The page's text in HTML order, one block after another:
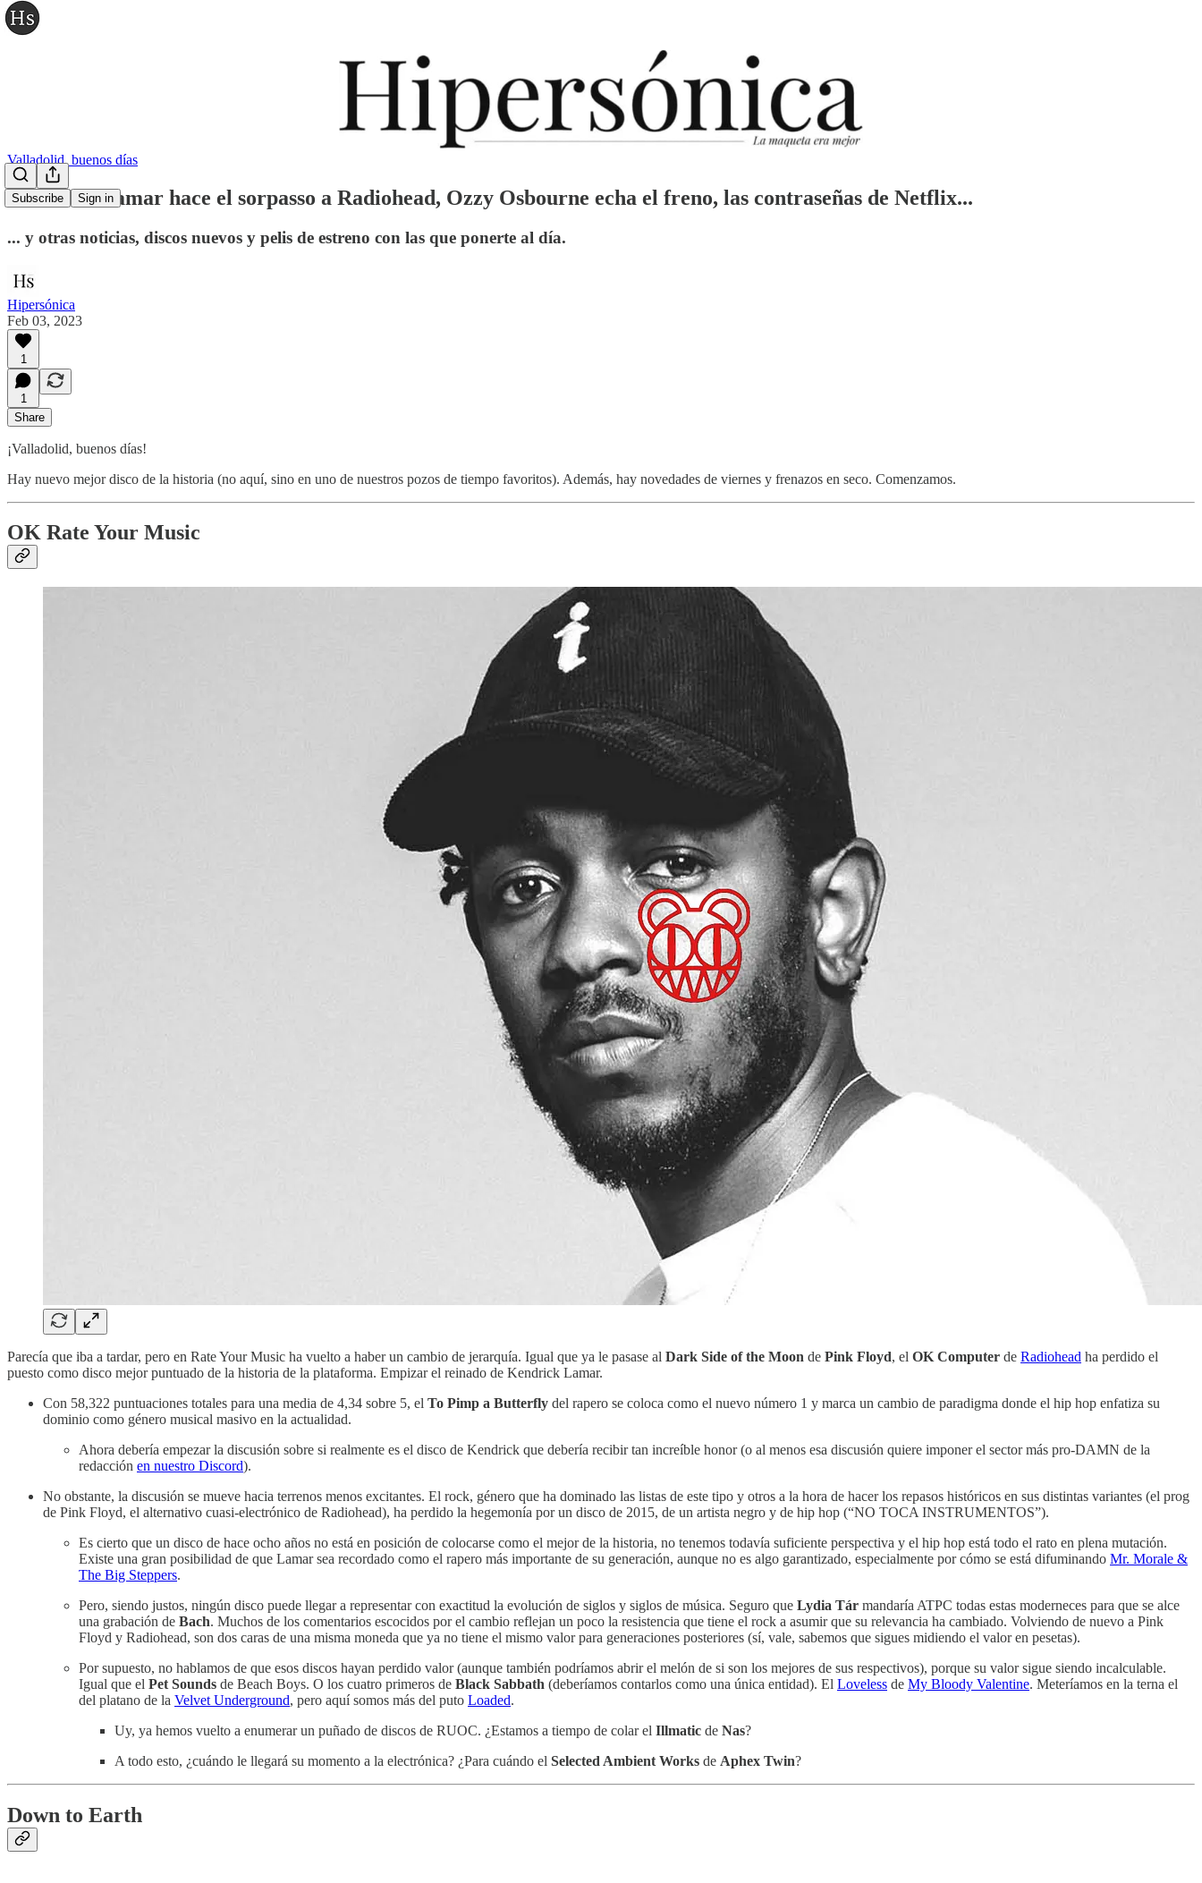
Subscribe Sign in
Valladolid, buenos días
Kendrick Lamar hace el sorpasso a Radiohead, Ozzy Osbourne echa el freno, las contraseñas de Netflix...
... y otras noticias, discos nuevos y pelis de estreno con las que ponerte al día.
Hipersónica
Feb 03, 2023
1
1
Share
¡Valladolid, buenos días!
Hay nuevo mejor disco de la historia (no aquí, sino en uno de nuestros pozos de tiempo favoritos). Además, hay novedades de viernes y frenazos en seco. Comenzamos.
OK Rate Your Music
Parecía que iba a tardar, pero en Rate Your Music ha vuelto a haber un cambio de jerarquía. Igual que ya le pasase al Dark Side of the Moon de Pink Floyd, el OK Computer de Radiohead ha perdido el
puesto como disco mejor puntuado de la historia de la plataforma. Empizar el reinado de Kendrick Lamar.
Con 58,322 puntuaciones totales para una media de 4,34 sobre 5, el To Pimp a Butterfly del rapero se coloca como el nuevo número 1 y marca un cambio de paradigma donde el hip hop enfatiza su
dominio como género musical masivo en la actualidad.
Ahora debería empezar la discusión sobre si realmente es el disco de Kendrick que debería recibir tan increíble honor (o al menos esa discusión quiere imponer el sector más pro-DAMN de la
redacción en nuestro Discord).
No obstante, la discusión se mueve hacia terrenos menos excitantes. El rock, género que ha dominado las listas de este tipo y otros a la hora de hacer los repasos históricos en sus distintas variantes (el prog
de Pink Floyd, el alternativo cuasi-electrónico de Radiohead), ha perdido la hegemonía por un disco de 2015, de un artista negro y de hip hop (“NO TOCA INSTRUMENTOS”).
Es cierto que un disco de hace ocho años no está en posición de colocarse como el mejor de la historia, no tenemos todavía suficiente perspectiva y el hip hop está todo el rato en plena mutación.
Existe una gran posibilidad de que Lamar sea recordado como el rapero más importante de su generación, aunque no es algo garantizado, especialmente por cómo se está difuminando Mr. Morale &
The Big Steppers.
Pero, siendo justos, ningún disco puede llegar a representar con exactitud la evolución de siglos y siglos de música. Seguro que Lydia Tár mandaría ATPC todas estas moderneces para que se alce
una grabación de Bach. Muchos de los comentarios escocidos por el cambio reflejan un poco la resistencia que tiene el rock a asumir que su relevancia ha cambiado. Volviendo de nuevo a Pink
Floyd y Radiohead, son dos caras de una misma moneda que ya no tiene el mismo valor para generaciones posteriores (sí, vale, sabemos que sigues midiendo el valor en pesetas).
Por supuesto, no hablamos de que esos discos hayan perdido valor (aunque también podríamos abrir el melón de si son los mejores de sus respectivos), porque su valor sigue siendo incalculable.
Igual que el Pet Sounds de Beach Boys. O los cuatro primeros de Black Sabbath (deberíamos contarlos como una única entidad). El Loveless de My Bloody Valentine. Meteríamos en la terna el
del platano de la Velvet Underground, pero aquí somos más del puto Loaded.
Uy, ya hemos vuelto a enumerar un puñado de discos de RUOC. ¿Estamos a tiempo de colar el Illmatic de Nas?
A todo esto, ¿cuándo le llegará su momento a la electrónica? ¿Para cuándo el Selected Ambient Works de Aphex Twin?
Down to Earth